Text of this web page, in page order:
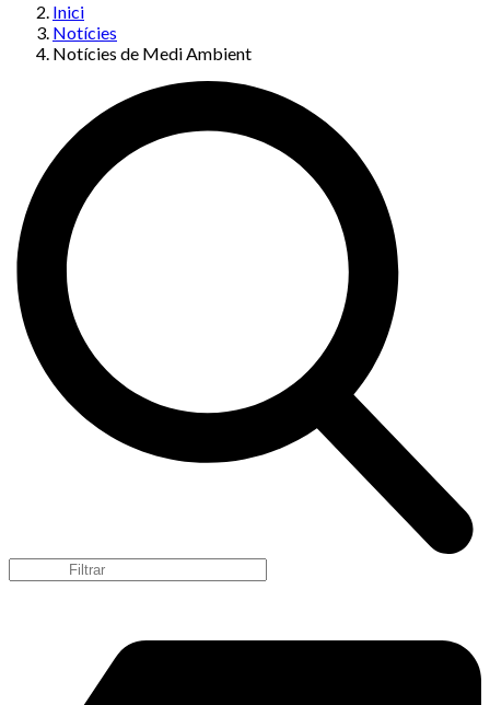
Inici
Notícies
Notícies de Medi Ambient